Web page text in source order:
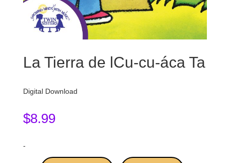
La Tierra de lCu-cu-áca Ta
Digital Download
$8.99
-